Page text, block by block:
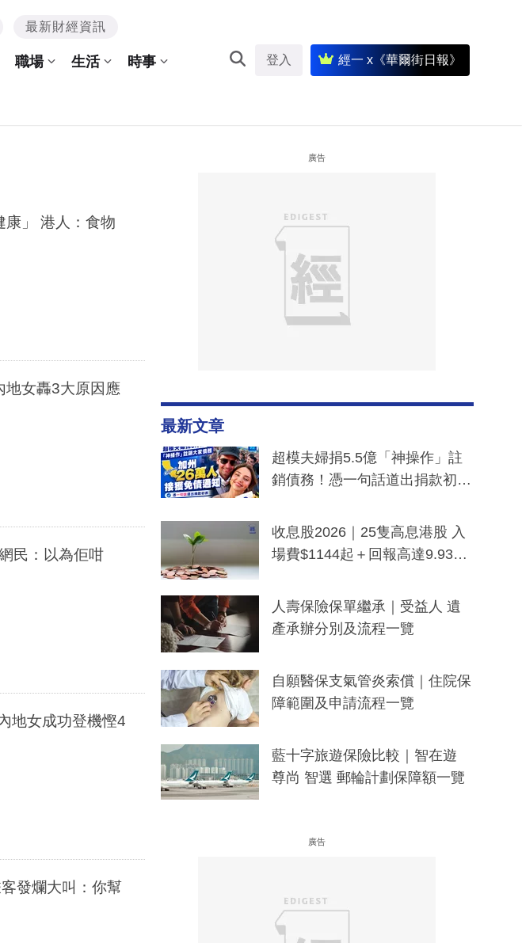
最新財經資訊
職場 生活 時事 登入 經一 x《華爾街日報》
康」 港人：食物
女轟3大原因應
民：以為佢咁
地女成功登機慳4
廣告
最新文章
超模夫婦捐5.5億「神操作」註
銷債務！憑一句話道出捐款初
一度被誤當詐騙手段
收息股2026｜25隻高息港股 入
場費$1144起＋回報高達9.93
人壽保險保單繼承｜受益人 遺
產承辦分別及流程一覽
自願醫保支氣管炎索償｜住院保
障範圍及申請流程一覽
藍十字旅遊保險比較｜智在遊
尊尚 智選 郵輪計劃保障額一覽
廣告